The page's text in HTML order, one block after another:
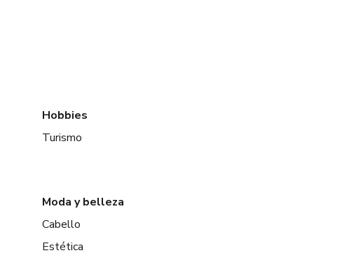
Hobbies
Turismo
Moda y belleza
Cabello
Estética